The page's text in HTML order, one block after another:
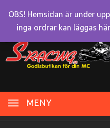
MENY
OBS! Hemsidan är under
inga ordrar kan läggas